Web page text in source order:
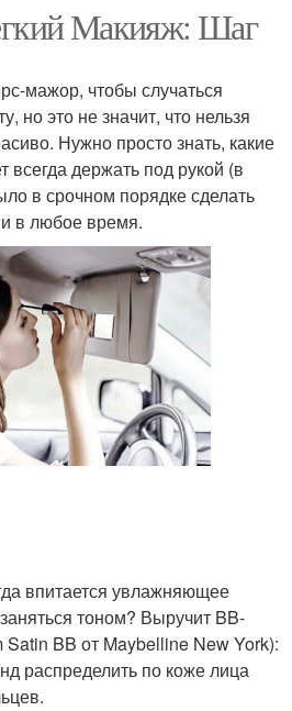
Макияж: Шаг
мажор, чтобы случаться
но это не значит, что нельзя
Нужно просто знать, какие
всегда держать под рукой (в
в срочном порядке сделать
в любое время.
впитается увлажняющее
тоном? Выручит BB-
BB от Maybelline New York):
распределить по коже лица